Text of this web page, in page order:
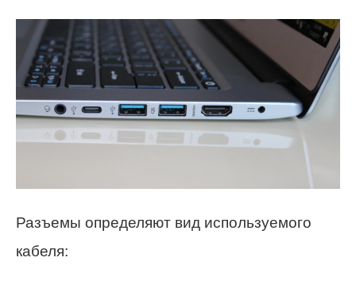
Разъемы определяют вид используемого
кабеля: